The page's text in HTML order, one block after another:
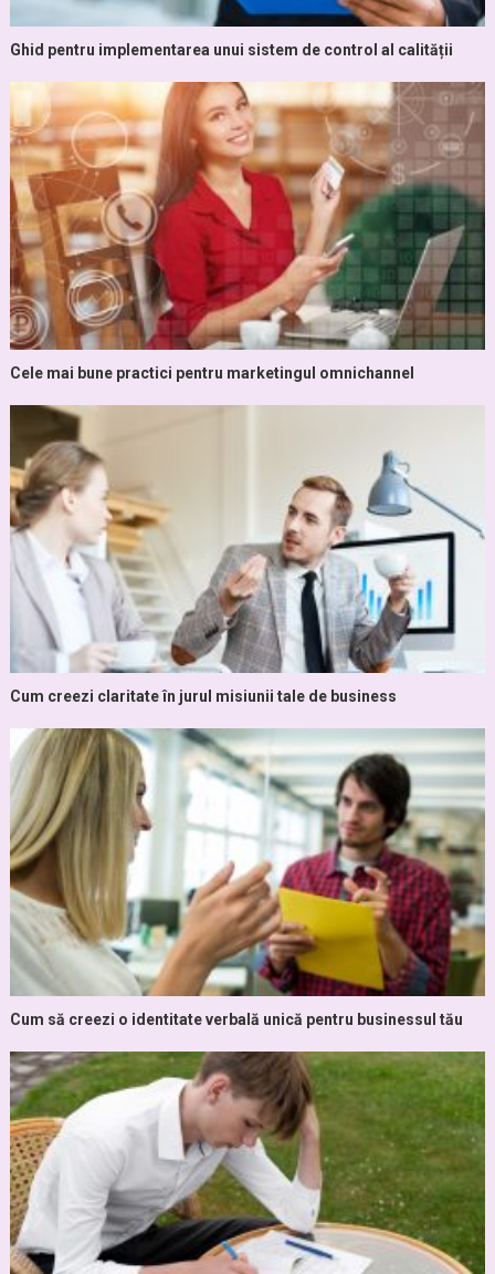
Ghid pentru implementarea unui sistem de control al calității
Cele mai bune practici pentru marketingul omnichannel
Cum creezi claritate în jurul misiunii tale de business
Cum să creezi o identitate verbală unică pentru businessul tău